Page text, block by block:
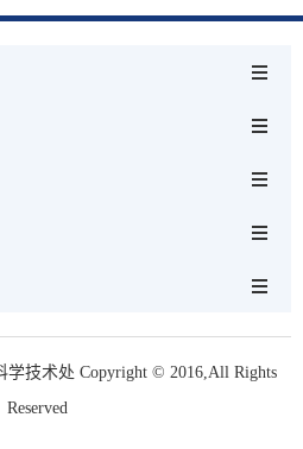
技术处 Copyright © 2016,All Rights
Reserved